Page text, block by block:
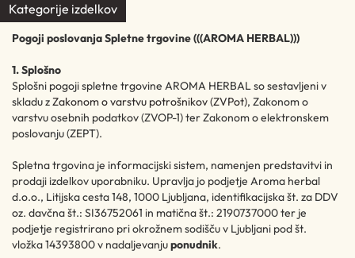
Kategorije izdelkov
Pogoji poslovanja Spletne trgovine (((AROMA HERBAL)))
1. Splošno
Splošni pogoji spletne trgovine AROMA HERBAL so sestavljeni v
skladu zZakonom o varstvu potrošnikov (ZVPot), Zakonom o
varstvu osebnih podatkov (ZVOP-1) ter Zakonom o elektronskem
poslovanju (ZEPT).
Spletna trgovina je informacijski sistem, namenjen predstavitvi in
prodaji izdelkov uporabniku. Upravlja jo podjetje Aroma herbal
d.o.o., Litijska cesta 148, 1000 Ljubljana, identifikacijska št. za DDV
oz. davčna št.: SI36752061 in matična št.: 2190737000 ter je
podjetje registrirano pri okrožnem sodišču v Ljubljani pod št.
vložka 14393800 v nadaljevanjuponudnik.